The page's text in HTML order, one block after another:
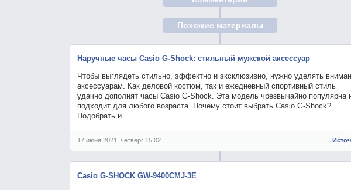
Похожие материалы
Наручные часы Casio G-Shock: стильный мужской аксессуар
Чтобы выглядеть стильно, эффектно и эксклюзивно, нужно уделять
аксессуарам. Как деловой костюм, так и ежедневный спортивный стиль
удачно дополнят часы Casio G-Shock. Эта модель чрезвычайно популярна
подходит для любого возраста. Почему стоит выбрать Casio G-Shock?
Подобрать и…
17 июня 2021, четверг 15:02
Casio G-SHOCK GW-9400CMJ-3E